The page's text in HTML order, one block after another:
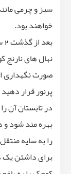
سبز و چرمی
خواهند بود.
نهال های
صورت نگهداری
پرنور قرار
در تابستان آن
بهره مند شود و
را به سایه
برای داشتن یک